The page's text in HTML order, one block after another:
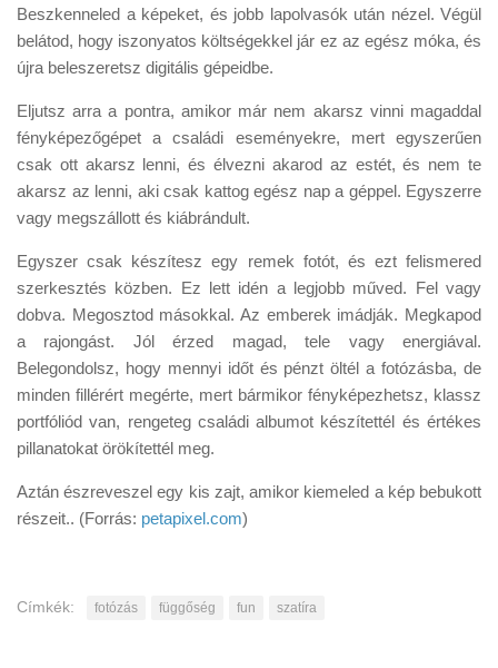
Beszkenneled a képeket, és jobb lapolvasók után nézel. Végül
belátod, hogy iszonyatos költségekkel jár ez az egész móka, és
újra beleszeretsz digitális gépeidbe.
Eljutsz arra a pontra, amikor már nem akarsz vinni magaddal
fényképezőgépet a családi eseményekre, mert egyszerűen
csak ott akarsz lenni, és élvezni akarod az estét, és nem te
akarsz az lenni, aki csak kattog egész nap a géppel. Egyszerre
vagy megszállott és kiábrándult.
Egyszer csak készítesz egy remek fotót, és ezt felismered
szerkesztés közben. Ez lett idén a legjobb műved. Fel vagy
dobva. Megosztod másokkal. Az emberek imádják. Megkapod
a rajongást. Jól érzed magad, tele vagy energiával.
Belegondolsz, hogy mennyi időt és pénzt öltél a fotózásba, de
minden fillérért megérte, mert bármikor fényképezhetsz, klassz
portfóliód van, rengeteg családi albumot készítettél és értékes
pillanatokat örökítettél meg.
Aztán észreveszel egy kis zajt, amikor kiemeled a kép bebukott
részeit.. (Forrás: petapixel.com)
Címkék: fotózás függőség fun szatíra